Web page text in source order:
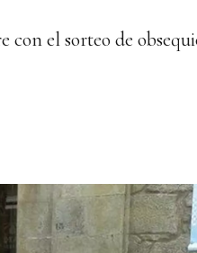
con el sorteo de